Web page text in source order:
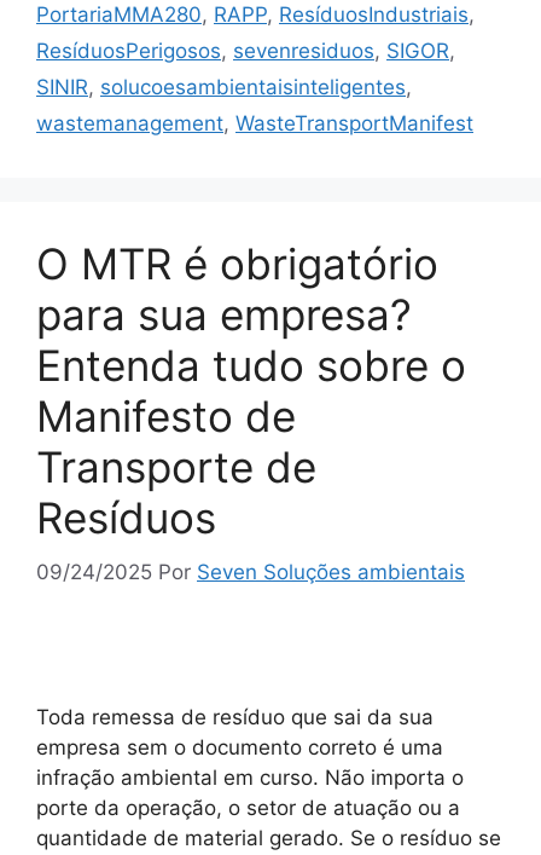
PortariaMMA280, RAPP, ResíduosIndustriais,
ResíduosPerigosos, sevenresiduos, SIGOR,
SINIR, solucoesambientaisinteligentes,
wastemanagement, WasteTransportManifest
O MTR é obrigatório
para sua empresa?
Entenda tudo sobre o
Manifesto de
Transporte de
Resíduos
09/24/2025 Por Seven Soluções ambientais
Toda remessa de resíduo que sai da sua
empresa sem o documento correto é uma
infração ambiental em curso. Não importa o
porte da operação, o setor de atuação ou a
quantidade de material gerado. Se o resíduo se